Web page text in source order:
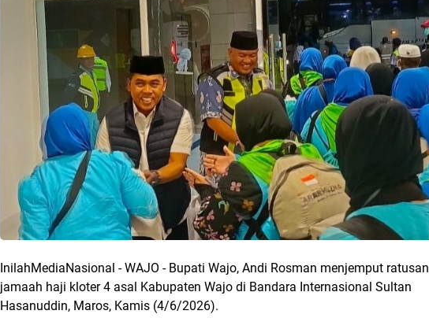
InilahMediaNasional - WAJO - Bupati Wajo, Andi Rosman menjemput ratusan
jamaah haji kloter 4 asal Kabupaten Wajo di Bandara Internasional Sultan
Hasanuddin, Maros, Kamis (4/6/2026).